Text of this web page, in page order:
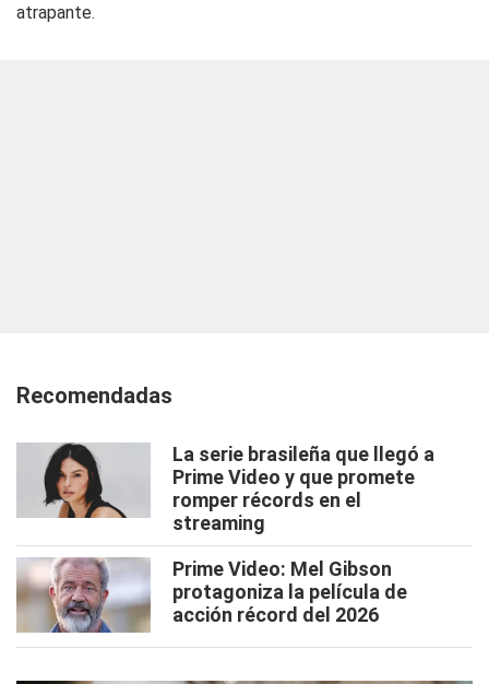
atrapante.
Recomendadas
La serie brasileña que llegó a
Prime Video y que promete
romper récords en el
streaming
Prime Video: Mel Gibson
protagoniza la película de
acción récord del 2026